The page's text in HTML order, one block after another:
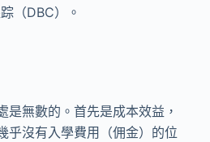
（DBC）。
是無數的。首先是成本效益，
乎沒有入學費用（佣金）的位